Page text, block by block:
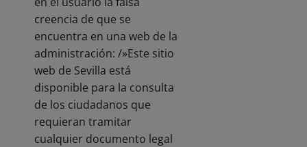
creencia de que se
encuentra en una web de la
administración: /»Este sitio
web de Sevilla está
disponible para la consulta
de los ciudadanos que
requieran tramitar
cualquier documento legal